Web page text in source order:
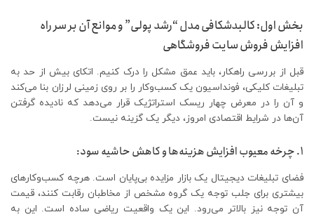
بخش اول: کالبدشکافی مدل “رشد پولی” و موانع آن بر سر راه
افزایش فروش سایت فروشگاهی
قبل از بررسی راهکار، باید عمق مشکل را درک کنیم. اتکای بیش از حد به
تبلیغات کلیکی، فونداسیون یک کسب‌وکار را بر روی زمینی لرزان بنا می‌کند
و آن را در معرض چهار ریسک استراتژیک قرار می‌دهد که نادیده گرفتن
آن‌ها در شرایط اقتصادی امروز، دیگر یک گزینه نیست.
۱. چرخه معیوب افزایش هزینه‌ها و کاهش حاشیه سود:
فضای تبلیغات دیجیتال یک بازار مزایده بی‌پایان است. هرچه کسب‌وکارهای
بیشتری برای جلب توجه یک گروه مشخص از مخاطبان رقابت کنند، قیمت
آن توجه نیز بالاتر می‌رود. این یک واقعیت ریاضی ساده است. این به